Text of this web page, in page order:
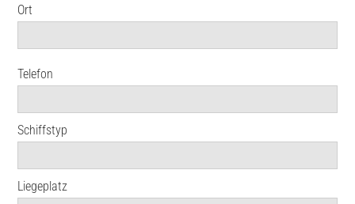
Ort
Telefon
Schiffstyp
Liegeplatz